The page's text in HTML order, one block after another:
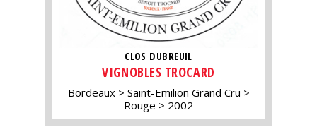
CLOS DUBREUIL
VIGNOBLES TROCARD
Bordeaux
Saint-Emilion Grand Cru
Rouge
2002